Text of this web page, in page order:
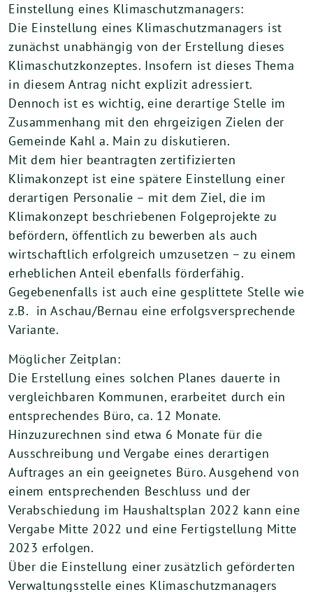
Einstellung eines Klimaschutzmanagers:
Die Einstellung eines Klimaschutzmanagers ist
zunächst unabhängig von der Erstellung dieses
Klimaschutzkonzeptes. Insofern ist dieses Thema
in diesem Antrag nicht explizit adressiert.
Dennoch ist es wichtig, eine derartige Stelle im
Zusammenhang mit den ehrgeizigen Zielen der
Gemeinde Kahl a. Main zu diskutieren.
Mit dem hier beantragten zertifizierten
Klimakonzept ist eine spätere Einstellung einer
derartigen Personalie – mit dem Ziel, die im
Klimakonzept beschriebenen Folgeprojekte zu
befördern, öffentlich zu bewerben als auch
wirtschaftlich erfolgreich umzusetzen – zu einem
erheblichen Anteil ebenfalls förderfähig.
Gegebenenfalls ist auch eine gesplittete Stelle wie
z.B. in Aschau/Bernau eine erfolgsversprechende
Variante.
Möglicher Zeitplan:
Die Erstellung eines solchen Planes dauerte in
vergleichbaren Kommunen, erarbeitet durch ein
entsprechendes Büro, ca. 12 Monate.
Hinzuzurechnen sind etwa 6 Monate für die
Ausschreibung und Vergabe eines derartigen
Auftrages an ein geeignetes Büro. Ausgehend von
einem entsprechenden Beschluss und der
Verabschiedung im Haushaltsplan 2022 kann eine
Vergabe Mitte 2022 und eine Fertigstellung Mitte
2023 erfolgen.
Über die Einstellung einer zusätzlich geförderten
Verwaltungsstelle eines Klimaschutzmanagers